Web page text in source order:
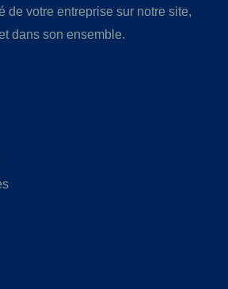
de votre entreprise sur notre site,
dans son ensemble.